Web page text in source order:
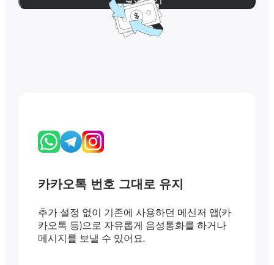
카카오톡 번호 그대로 유지
추가 설정 없이 기존에 사용하던 메신저 앱(카
카오톡 등)으로 자유롭게 음성통화를 하거나
메시지를 보낼 수 있어요.